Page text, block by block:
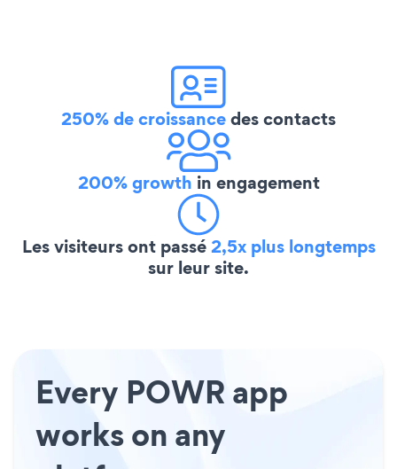
250% de croissancedes contacts
200% growth in engagement
Les visiteurs ont passé2,5x plus longtemps
sur leur site.
Every POWR app
works on any